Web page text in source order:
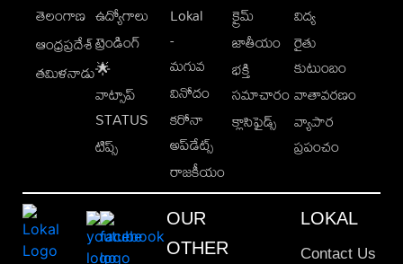
తెలంగాణ
ఆంధ్రప్రదేశ్
తమిళనాడు
ఉద్యోగాలు
ట్రెండింగ్
🌟
వాట్సాప్
STATUS
టిప్స్
Lokal
-
మగువ
వినోదం
కరోనా
అప్‌డేట్స్
రాజకీయం
క్రైమ్
జాతీయం
భక్తి
సమాచారం
క్లాసిఫైడ్స్
విద్య
రైతు
కుటుంబం
వాతావరణం
వ్యాపార
ప్రపంచం
OUR
OTHER
LOKAL
Contact Us